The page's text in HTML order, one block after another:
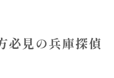
へ導く活用ポイント
る兵庫探偵の選び方
必見の兵庫探偵